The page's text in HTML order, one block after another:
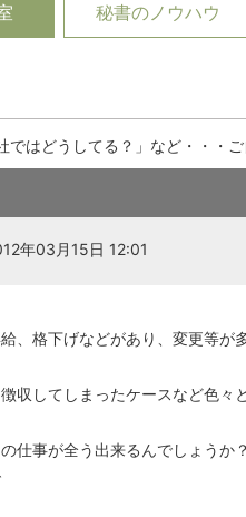
秘書のノウハウ
はどうしてる？」など・・・ご
年03月15日 12:01
、格下げなどがあり、変更等が
収してしまったケースなど色々
仕事が全う出来るんでしょうか？